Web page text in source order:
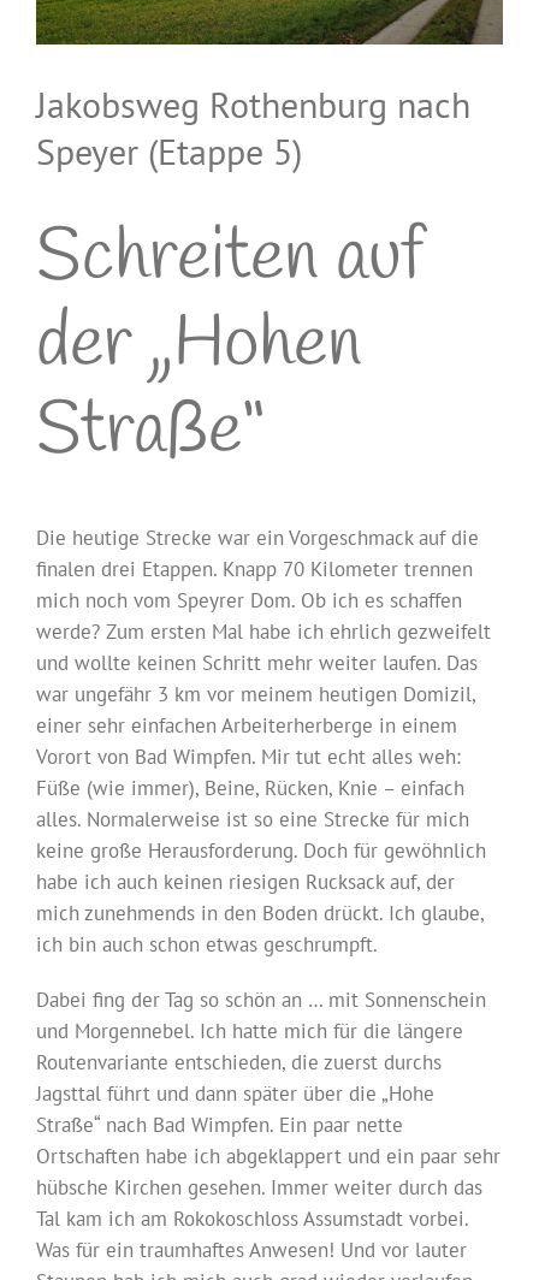
Jakobsweg Rothenburg nach
Speyer (Etappe 5)
Schreiten auf
der „Hohen
Straße“
Die heutige Strecke war ein Vorgeschmack auf die
finalen drei Etappen. Knapp 70 Kilometer trennen
mich noch vom Speyrer Dom. Ob ich es schaffen
werde? Zum ersten Mal habe ich ehrlich gezweifelt
und wollte keinen Schritt mehr weiter laufen. Das
war ungefähr 3 km vor meinem heutigen Domizil,
einer sehr einfachen Arbeiterherberge in einem
Vorort von Bad Wimpfen. Mir tut echt alles weh:
Füße (wie immer), Beine, Rücken, Knie – einfach
alles. Normalerweise ist so eine Strecke für mich
keine große Herausforderung. Doch für gewöhnlich
habe ich auch keinen riesigen Rucksack auf, der
mich zunehmends in den Boden drückt. Ich glaube,
ich bin auch schon etwas geschrumpft.
Dabei fing der Tag so schön an … mit Sonnenschein
und Morgennebel. Ich hatte mich für die längere
Routenvariante entschieden, die zuerst durchs
Jagsttal führt und dann später über die „Hohe
Straße“ nach Bad Wimpfen. Ein paar nette
Ortschaften habe ich abgeklappert und ein paar sehr
hübsche Kirchen gesehen. Immer weiter durch das
Tal kam ich am Rokokoschloss Assumstadt vorbei.
Was für ein traumhaftes Anwesen! Und vor lauter